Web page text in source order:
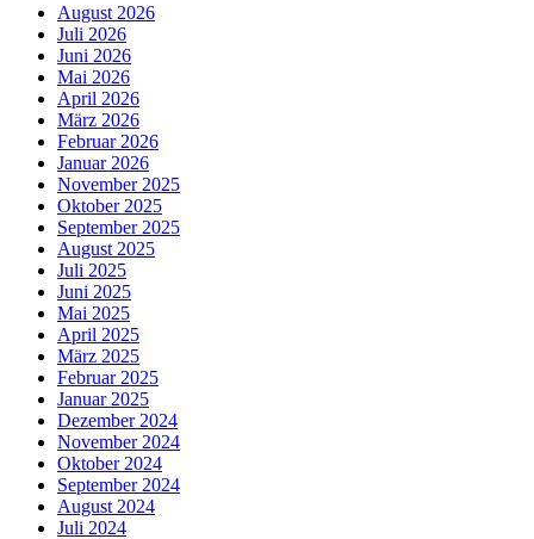
August 2026
Juli 2026
Juni 2026
Mai 2026
April 2026
März 2026
Februar 2026
Januar 2026
November 2025
Oktober 2025
September 2025
August 2025
Juli 2025
Juni 2025
Mai 2025
April 2025
März 2025
Februar 2025
Januar 2025
Dezember 2024
November 2024
Oktober 2024
September 2024
August 2024
Juli 2024